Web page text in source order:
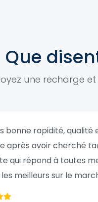
Que
une recharge
bonne rapidité, qualité
après avoir cherché
qui répond à toutes
meilleurs sur le